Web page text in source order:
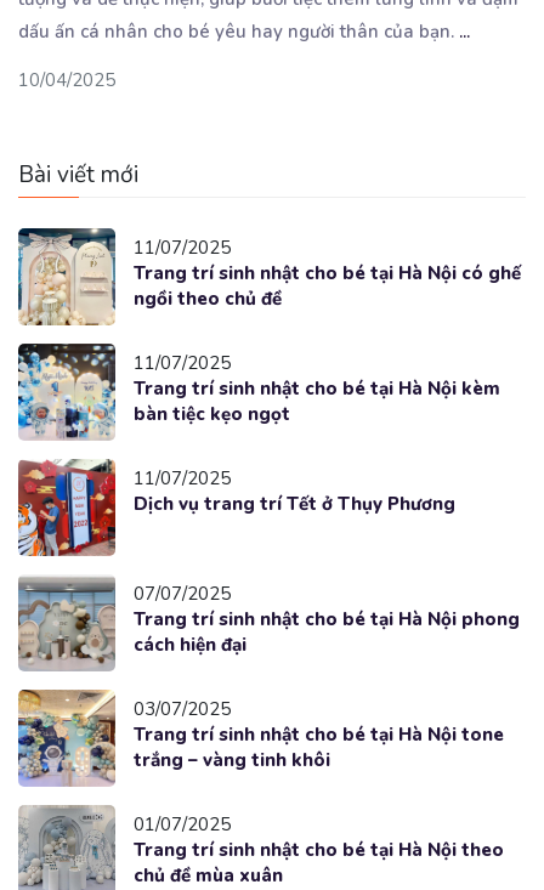
dấu ấn cá nhân cho bé yêu hay người thân của bạn. ...
10/04/2025
Bài viết mới
11/07/2025
Trang trí sinh nhật cho bé tại Hà Nội có ghế
ngồi theo chủ đề
11/07/2025
Trang trí sinh nhật cho bé tại Hà Nội kèm
bàn tiệc kẹo ngọt
11/07/2025
Dịch vụ trang trí Tết ở Thụy Phương
07/07/2025
Trang trí sinh nhật cho bé tại Hà Nội phong
cách hiện đại
03/07/2025
Trang trí sinh nhật cho bé tại Hà Nội tone
trắng – vàng tinh khôi
01/07/2025
Trang trí sinh nhật cho bé tại Hà Nội theo
chủ đề mùa xuân